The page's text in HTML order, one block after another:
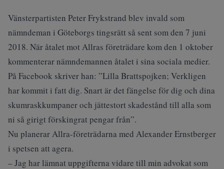
Vänsterpartisten Peter Frykstrand blev invald som
nämndeman i Göteborgs tingsrätt så sent som den 7 juni
2018. När åtalet mot Allras företrädare kom den 1 oktober
kommenterar nämndemannen åtalet i sina sociala medier.
På Facebook skriver han: ”Lilla Brattspojken; Verkligen
har kommit i fatt dig. Snart är det fängelse för dig och dina
skumraskkumpaner och jättestort skadestånd till alla som
ni så girigt förskingrat pengar från”.
Nu planerar Allra-företrädarna med Alexander Ernstberger
i spetsen att agera.
– Jag har lämnat uppgifterna vidare till min advokat som